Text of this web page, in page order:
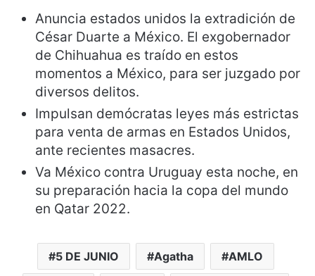
Anuncia estados unidos la extradición de
César Duarte a México. El exgobernador
de Chihuahua es traído en estos
momentos a México, para ser juzgado por
diversos delitos.
Impulsan demócratas leyes más estrictas
para venta de armas en Estados Unidos,
ante recientes masacres.
Va México contra Uruguay esta noche, en
su preparación hacia la copa del mundo
en Qatar 2022.
5 DE JUNIO Agatha AMLO